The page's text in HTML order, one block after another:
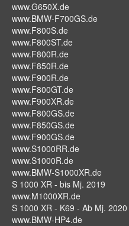
www.G650X.de
www.BMW-F700GS.de
www.F800S.de
www.F800ST.de
www.F800R.de
www.F850R.de
www.F900R.de
www.F800GT.de
www.F900XR.de
www.F800GS.de
www.F850GS.de
www.F900GS.de
www.S1000RR.de
www.S1000R.de
www.BMW-S1000XR.de
S 1000 XR - bis Mj. 2019
www.M1000XR.de
S 1000 XR - K69 - Ab Mj. 2020
www.BMW-HP4.de